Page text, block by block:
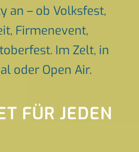
an – ob Volksfest,
Firmenevent,
Im Zelt, in
oder Open Air.
FÜR JEDEN